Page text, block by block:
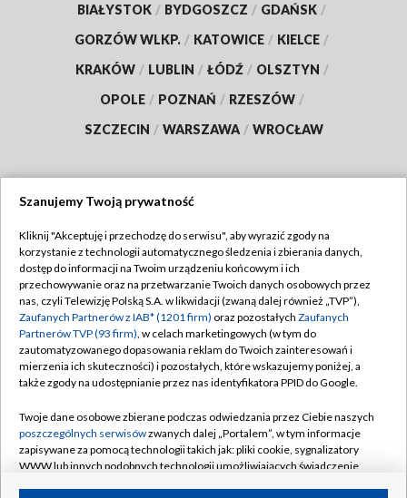
BIAŁYSTOK / BYDGOSZCZ / GDAŃSK /
GORZÓW WLKP. / KATOWICE / KIELCE /
KRAKÓW / LUBLIN / ŁÓDŹ / OLSZTYN /
OPOLE / POZNAŃ / RZESZÓW /
SZCZECIN / WARSZAWA / WROCŁAW
TVP
Abonament TVP
Emisja w TVP
Centrum informacji TVP
Naziemna Telewizja Cyfrowa
Rada Programowa
System NOS
Informacje o nadawcy
Regulamin TVP
Polityka prywatności
Moje zgody
Pomoc
Kontakt
Kanały
Szanujemy Twoją prywatność
Kliknij "Akceptuję i przechodzę do serwisu", aby wyrazić zgody na
korzystanie z technologii automatycznego śledzenia i zbierania danych,
dostęp do informacji na Twoim urządzeniu końcowym i ich
przechowywanie oraz na przetwarzanie Twoich danych osobowych przez
nas, czyli Telewizję Polską S.A. w likwidacji (zwaną dalej również „TVP”),
Zaufanych Partnerów z IAB* (1201 firm) oraz pozostałych Zaufanych
Partnerów TVP (93 firm), w celach marketingowych (w tym do
zautomatyzowanego dopasowania reklam do Twoich zainteresowań i
mierzenia ich skuteczności) i pozostałych, które wskazujemy poniżej, a
także zgody na udostępnianie przez nas identyfikatora PPID do Google.
Twoje dane osobowe zbierane podczas odwiedzania przez Ciebie naszych
poszczególnych serwisówzwanych dalej „Portalem”, w tym informacje
zapisywane za pomocą technologii takich jak: pliki cookie, sygnalizatory
WWW lub innych podobnych technologii umożliwiających świadczenie